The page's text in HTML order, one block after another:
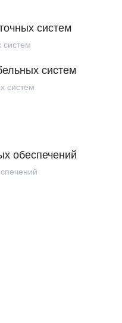
систем
систем
систем
систем
обеспечений